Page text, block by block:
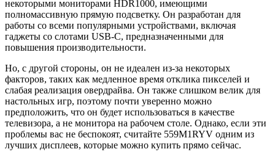
некоторыми мониторами HDR1000, имеющими
полномассивную прямую подсветку. Он разработан для
работы со всеми популярными устройствами, включая
гаджеты со слотами USB-C, предназначенными для
повышения производительности.
Но, с другой стороны, он не идеален из-за некоторых
факторов, таких как медленное время отклика пикселей и
слабая реализация овердрайва. Он также слишком велик для
настольных игр, поэтому почти уверенно можно
предположить, что он будет использоваться в качестве
телевизора, а не монитора на рабочем столе. Однако, если эти
проблемы вас не беспокоят, считайте 559M1RYV одним из
лучших дисплеев, которые можно купить прямо сейчас.